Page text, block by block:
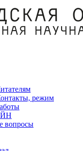
режим
вопросы